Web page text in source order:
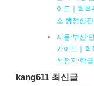
이드｜학폭
소 행정심
서울·부산·
가이드｜학
석정지·학
kang611 최신글